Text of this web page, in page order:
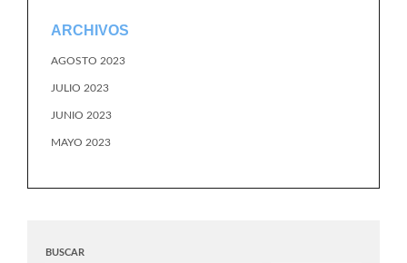
ARCHIVOS
AGOSTO 2023
JULIO 2023
JUNIO 2023
MAYO 2023
BUSCAR